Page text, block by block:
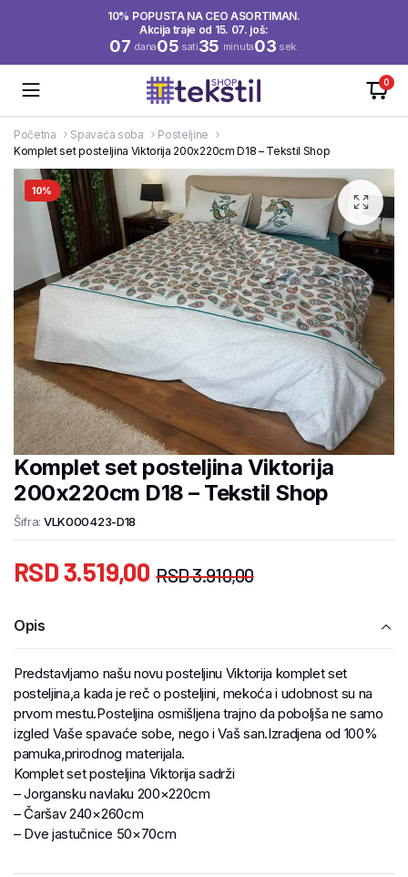
10% POPUSTA NA CEO ASORTIMAN.
Akcija traje od 15. 07. još:
07 dana05 sati35 minuta03 sek.
0
Početna Spavaća soba
Posteljine
Komplet set posteljina Viktorija 200x220cm D18 – Tekstil Shop
10%
Komplet set posteljina Viktorija
200x220cm D18 – Tekstil Shop
Šifra: VLK000423-D18
RSD3.910,00
RSD3.519,00
Opis
Predstavljamo našu novu posteljinu Viktorija komplet set
posteljina,a kada je reč o posteljini, mekoća i udobnost su na
prvom mestu.Posteljina osmišljena trajno da poboljša ne samo
izgled Vaše spavaće sobe, nego i Vaš san.Izradjena od 100%
pamuka,prirodnog materijala.
Komplet set posteljina Viktorija sadrži
– Jorgansku navlaku 200×220cm
– Čaršav 240×260cm
– Dve jastučnice 50×70cm